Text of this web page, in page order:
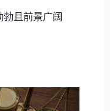
且前景广阔